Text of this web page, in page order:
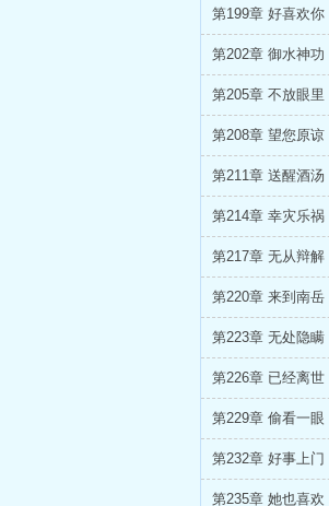
第199章 好喜欢你
第202章 御水神功
第205章 不放眼里
第208章 望您原谅
第211章 送醒酒汤
第214章 幸灾乐祸
第217章 无从辩解
第220章 来到南岳
第223章 无处隐瞒
第226章 已经离世
第229章 偷看一眼
第232章 好事上门
第235章 她也喜欢